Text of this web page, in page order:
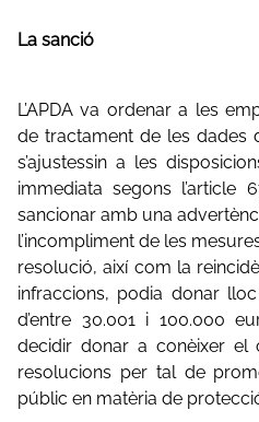
La sanció
L’APDA va ordenar a les
de tractament de les dades
s’ajustessin a les
immediata segons l’article
sancionar amb una
l’incompliment de les
resolució, així com la
infraccions, podia donar
d’entre 30.001 i 100.000
decidir donar a conèixer el
resolucions per tal de
públic en matèria de